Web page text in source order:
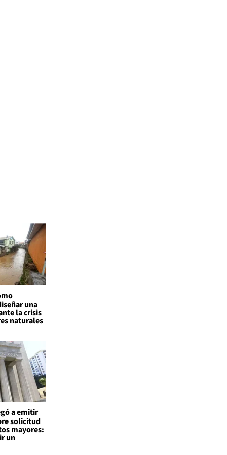
una
la crisis
naturales
a emitir
solicitud
mayores:
un